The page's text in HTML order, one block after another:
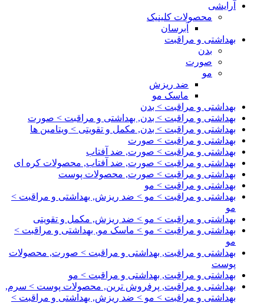
آرایشی
محصولات کلینیک
آبرسان
بهداشتی و مراقبت
بدن
صورت
مو
ضد ریزش
ماسک مو
بهداشتی و مراقبت > بدن
بهداشتی و مراقبت > بدن, بهداشتی و مراقبت > صورت
بهداشتی و مراقبت > بدن, مکمل و تقویتی > ویتامین ها
بهداشتی و مراقبت > صورت
بهداشتی و مراقبت > صورت, ضد آفتاب
بهداشتی و مراقبت > صورت, ضد آفتاب, محصولات کره ای
بهداشتی و مراقبت > صورت, محصولات پوست
بهداشتی و مراقبت > مو
بهداشتی و مراقبت > مو > ضد ریزش, بهداشتی و مراقبت >
مو
بهداشتی و مراقبت > مو > ضد ریزش, مکمل و تقویتی
بهداشتی و مراقبت > مو > ماسک مو, بهداشتی و مراقبت >
مو
بهداشتی و مراقبت, بهداشتی و مراقبت > صورت, محصولات
پوست
بهداشتی و مراقبت, بهداشتی و مراقبت > مو
بهداشتی و مراقبت, پرفروش ترین, محصولات پوست > سرم,
بهداشتی و مراقبت > مو > ضد ریزش, بهداشتی و مراقبت >